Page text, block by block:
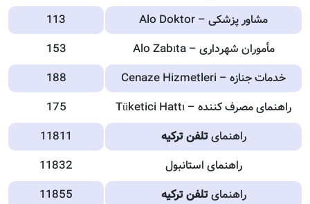
مشاور پزشکی – Alo Doktor
113
مأموران شهرداری – Alo Zabıta
153
خدمات جنازه – Cenaze Hizmetleri
188
راهنمای مصرف کننده – Tüketici Hattı
175
راهنمایتلفن ترکیه
11811
راهنمای استانبول
11832
راهنمایتلفن ترکیه
11855